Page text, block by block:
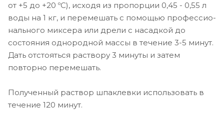
от +5 до +20 ºС), исходя из пропорции 0,45 - 0,55 л
воды на 1 кг, и перемешать с помощью профессио­
нального миксера или дрели с насадкой до
состояния одно­родной массы в течение 3-5 минут.
Дать отстояться раствору 3 минуты и затем
повторно перемешать.
Полученный раствор шпаклевки использовать в
течение 120 минут.